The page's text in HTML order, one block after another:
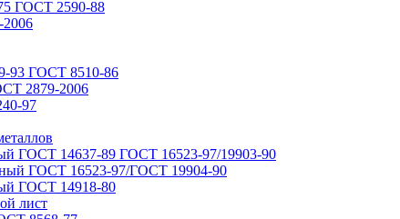
ГОСТ 2590-88
93 ГОСТ 8510-86
2879-2006
97
ГОСТ 14637-89 ГОСТ 16523-97/19903-90
ГОСТ 16523-97/ГОСТ 19904-90
ГОСТ 14918-80
лист